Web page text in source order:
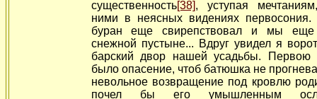
существенность[38], уступая
ними в неясных видениях первосония.
буран еще свирепствовал и мы
снежной пустыне... Вдруг увидел я
барский двор нашей усадьбы.
было опасение, чтоб батюшка не
невольное возвращение под кровлю
почел бы его умышленным